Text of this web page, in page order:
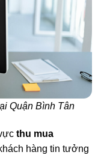
Quận Bình Tân
thu mua
hàng tin tưởng